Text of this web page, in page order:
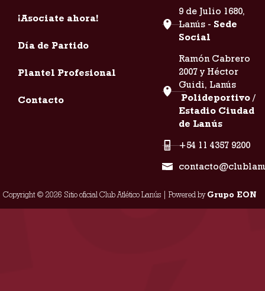
¡Asociate ahora!
Día de Partido
Plantel Profesional
Contacto
9 de Julio 1680,
Lanús - Sede
Social
Ramón Cabrero
2007 y Héctor
Guidi, Lanús
Polideportivo /
Estadio Ciudad
de Lanús
+54 11 4357 9200
Copyright © 2026 Sitio oficial Club Atlético Lanús | Powered byGrupo EON